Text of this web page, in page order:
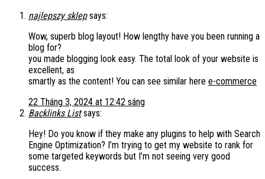
najlepszy sklep says:
Wow, superb blog layout! How lengthy have you been running a
blog for?
you made blogging look easy. The total look of your website is
excellent, as
smartly as the content! You can see similar here e-commerce
22 Tháng 3, 2024 at 12:42 sáng
Backlinks List says:
Hey! Do you know if they make any plugins to help with Search
Engine Optimization? I’m trying to get my website to rank for
some targeted keywords but I’m not seeing very good
success.